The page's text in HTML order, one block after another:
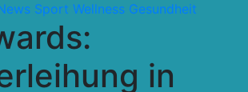
Sport Wellness Gesundheit
in